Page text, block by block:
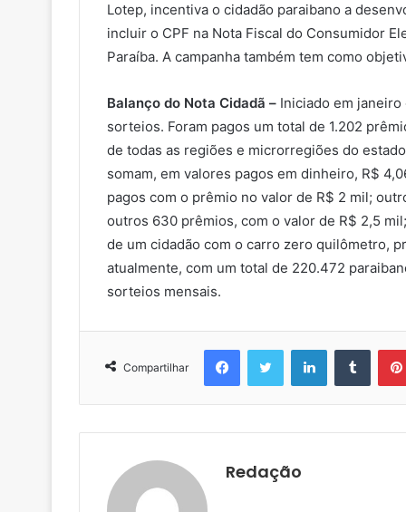
Lotep, incentiva o cidadão paraibano a
incluir o CPF na Nota Fiscal do Consumidor
Paraíba. A campanha também tem como
Balanço do Nota Cidadã – Iniciado em janeiro
sorteios. Foram pagos um total de 1.202
de todas as regiões e microrregiões do
somam, em valores pagos em dinheiro, R$
pagos com o prêmio no valor de R$ 2 mil;
outros 630 prêmios, com o valor de R$ 2,5
de um cidadão com o carro zero quilômetro,
atualmente, com um total de 220.472
sorteios mensais.
Compartilhar
Redação